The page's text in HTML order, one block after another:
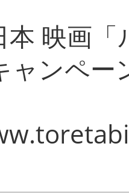
本 映画
ャンペー